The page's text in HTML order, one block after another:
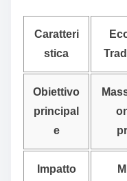
Caratteri
stica
Obiettivo
principal
e
Impatto